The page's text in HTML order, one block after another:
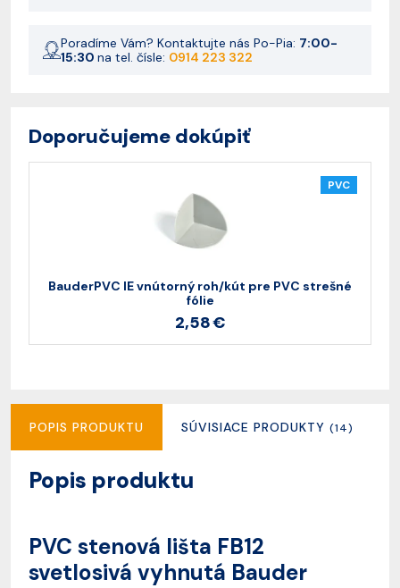
Poradíme Vám? Kontaktujte nás Po-Pia: 7:00-
15:30 na tel. čísle: 0914 223 322
Doporučujeme dokúpiť
PVC
BauderPVC IE vnútorný roh/kút pre PVC strešné
fólie
2,58 €
POPIS PRODUKTU SÚVISIACE PRODUKTY (14)
Popis produktu
PVC stenová lišta FB12
svetlosivá vyhnutá Bauder